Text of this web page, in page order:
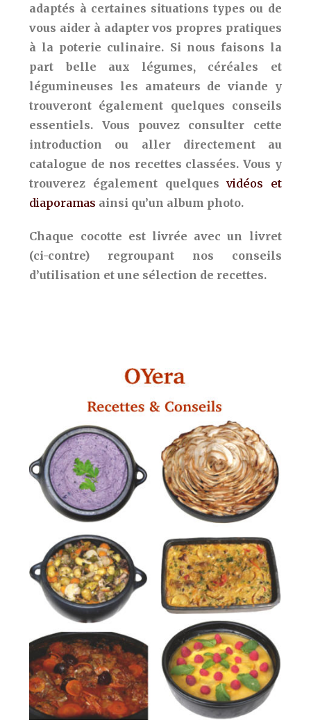
adaptés à certaines situations types ou de
vous aider à adapter vos propres pratiques
à la poterie culinaire. Si nous faisons la
part belle aux légumes, céréales et
légumineuses les amateurs de viande y
trouveront également quelques conseils
essentiels. Vous pouvez consulter cette
introduction ou aller directement au
catalogue de nos recettes classées. Vous y
trouverez également quelquesvidéos et
diaporamas ainsi qu’un album photo.
Chaque cocotte est livrée avec un livret
(ci-contre) regroupant nos conseils
d’utilisation et une sélection de recettes.